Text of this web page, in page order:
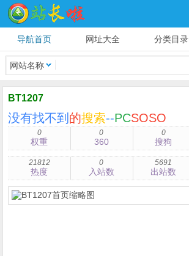
导航首页 网址大全 分类目录
网站名称
BT1207
没有找不到 的搜索--PCSOSO
0
权重
0
360
0
搜狗
21812
热度
0
入站数
5691
出站数